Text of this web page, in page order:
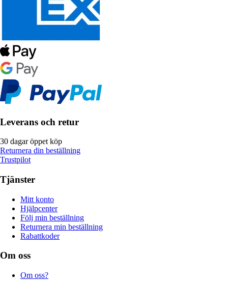
Leverans och retur
30 dagar öppet köp
Returnera din beställning
Trustpilot
Tjänster
Mitt konto
Hjälpcenter
Följ min beställning
Returnera min beställning
Rabattkoder
Om oss
Om oss?